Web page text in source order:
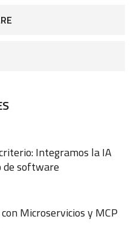
Integramos la IA
de software
Microservicios y MCP